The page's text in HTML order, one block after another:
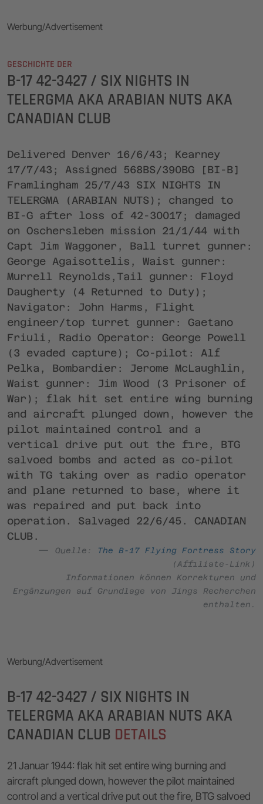
Werbung/Advertisement
GESCHICHTE DER
B-17 42-3427 / SIX NIGHTS IN
TELERGMA AKA ARABIAN NUTS AKA
CANADIAN CLUB
Delivered Denver 16/6/43; Kearney
17/7/43; Assigned 568BS/390BG [BI-B]
Framlingham 25/7/43 SIX NIGHTS IN
TELERGMA (ARABIAN NUTS); changed to
BI-G after loss of 42-30017; damaged
on Oschersleben mission 21/1/44 with
Capt Jim Waggoner, Ball turret gunner:
George Agaisottelis, Waist gunner:
Murrell Reynolds,Tail gunner: Floyd
Daugherty (4 Returned to Duty);
Navigator: John Harms, Flight
engineer/top turret gunner: Gaetano
Friuli, Radio Operator: George Powell
(3 evaded capture); Co-pilot: Alf
Pelka, Bombardier: Jerome McLaughlin,
Waist gunner: Jim Wood (3 Prisoner of
War); flak hit set entire wing burning
and aircraft plunged down, however the
pilot maintained control and a
vertical drive put out the fire, BTG
salvoed bombs and acted as co-pilot
with TG taking over as radio operator
and plane returned to base, where it
was repaired and put back into
operation. Salvaged 22/6/45. CANADIAN
CLUB.
Quelle:
The B-17 Flying Fortress Story
(Affiliate-Link)
Informationen können Korrekturen und
Ergänzungen auf Grundlage von Jings Recherchen
enthalten.
Werbung/Advertisement
B-17 42-3427 / SIX NIGHTS IN
TELERGMA AKA ARABIAN NUTS AKA
CANADIAN CLUB DETAILS
21 Januar 1944: flak hit set entire wing burning and
aircraft plunged down, however the pilot maintained
control and a vertical drive put out the fire, BTG salvoed